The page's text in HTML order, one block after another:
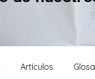
Artículos